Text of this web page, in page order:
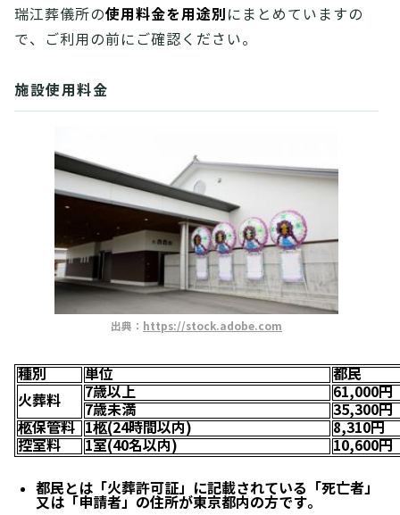
瑞江葬儀所の使用料金を用途別 にまとめていますの
で、ご利用の前にご確認ください。
施設使用料金
出典： https://stock.adobe.com
種別 単位
都民
火葬料
7歳以上
61,000円
7歳未満
35,300円
柩保管料 1柩(24時間以内)
8,310円
控室料
1室(40名以内) 10,600円
都民とは「火葬許可証」に記載されている「死亡者」
又は「申請者」の住所が東京都内の方です。